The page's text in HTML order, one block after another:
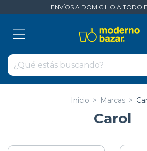
ENVÍOS A DOMICILIO A TODO
Inicio > Marcas >
Carol